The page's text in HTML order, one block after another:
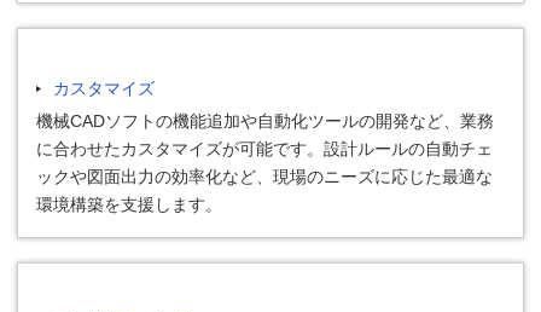
カスタマイズ
機械CADソフトの機能追加や自動化ツールの開発など、業務
に合わせたカスタマイズが可能です。設計ルールの自動チェ
ックや図面出力の効率化など、現場のニーズに応じた最適な
環境構築を支援します。